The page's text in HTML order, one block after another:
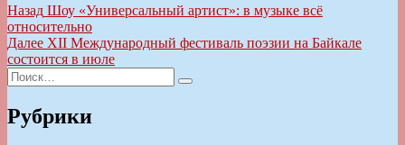
Навигация
по
записям
Назад Предыдущая
запись:
Шоу «Универсальный артист»: в музыке всё
относительно
Далее Следующая
запись:
XII Международный фестиваль поэзии на Байкале
состоится в июле
Искать:
Поиск
Рубрики